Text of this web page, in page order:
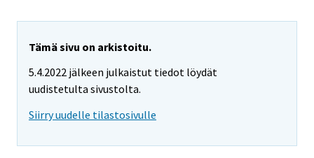
Tämä sivu on arkistoitu.
5.4.2022 jälkeen julkaistut tiedot löydät
uudistetulta sivustolta.
Siirry uudelle tilastosivulle